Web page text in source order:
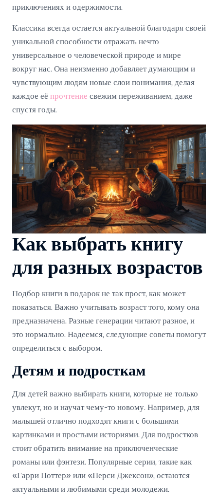
приключениях и одержимости.
Классика всегда остается актуальной благодаря своей
уникальной способности отражать нечто
универсальное о человеческой природе и мире
вокруг нас. Она неизменно добавляет думающим и
чувствующим людям новые слои понимания, делая
каждое её прочтение свежим переживанием, даже
спустя годы.
Как выбрать книгу
для разных возрастов
Подбор книги в подарок не так прост, как может
показаться. Важно учитывать возраст того, кому она
предназначена. Разные генерации читают разное, и
это нормально. Надеемся, следующие советы помогут
определиться с выбором.
Детям и подросткам
Для детей важно выбирать книги, которые не только
увлекут, но и научат чему-то новому. Например, для
малышей отлично подходят книги с большими
картинками и простыми историями. Для подростков
стоит обратить внимание на приключенческие
романы или фэнтези. Популярные серии, такие как
«Гарри Поттер» или «Перси Джексон», остаются
актуальными и любимыми среди молодежи.